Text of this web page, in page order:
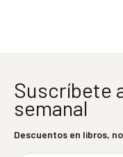
Suscríbete
semanal
Descuentos en libros,